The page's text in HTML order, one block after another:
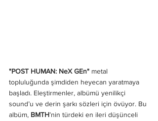
"POST HUMAN: NeX GEn" metal
topluluğunda şimdiden heyecan yaratmaya
başladı. Eleştirmenler, albümü yenilikçi
sound’u ve derin şarkı sözleri için övüyor. Bu
albüm, BMTH’nin türdeki en ileri düşünceli